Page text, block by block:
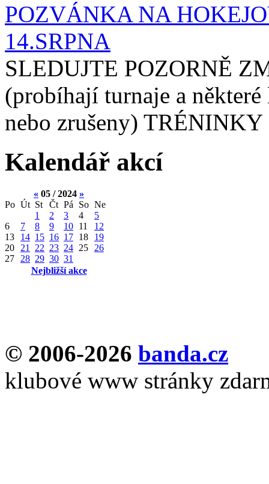
POZVÁNKA NA
14.SRPNA
SLEDUJTE POZORNĚ
(probíhají turnaje a
nebo zrušeny)
Kalendář akcí
« 05 / 2024 »
Po Út St Čt Pá So Ne
1
2 3 4
5
6
7 8 9 10 11
12
13
14 15 16 17 18
19
20
21 22 23 24 25
26
27
28 29 30 31
Nejbližší akce
© 2006-2026 banda.cz
klubové www stránky